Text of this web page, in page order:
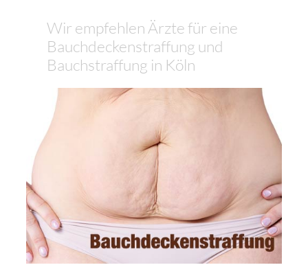
Wir empfehlen Ärzte für eine
Bauchdeckenstraffung und
Bauchstraffung in Köln